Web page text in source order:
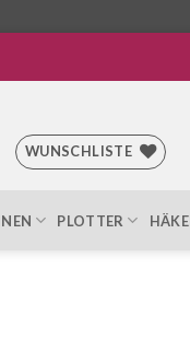
WUNSCHLISTE
PLOTTER